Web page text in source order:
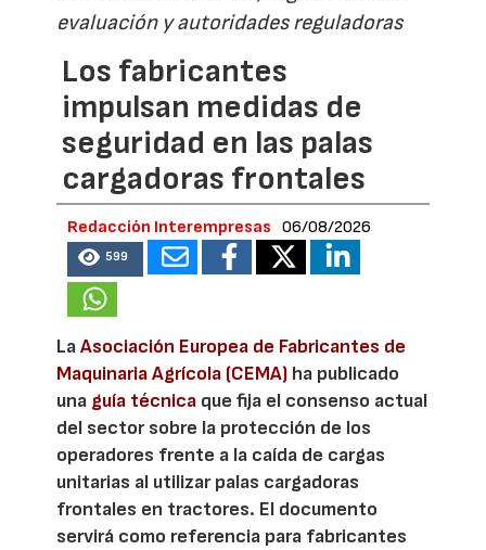
evaluación y autoridades reguladoras
Los fabricantes
impulsan medidas de
seguridad en las palas
cargadoras frontales
Redacción Interempresas 06/08/2026
599
LaAsociación Europea de Fabricantes de
Maquinaria Agrícola (CEMA) ha publicado
una guía técnica que fija el consenso actual
del sector sobre la protección de los
operadores frente a la caída de cargas
unitarias al utilizar palas cargadoras
frontales en tractores. El documento
servirá como referencia para fabricantes